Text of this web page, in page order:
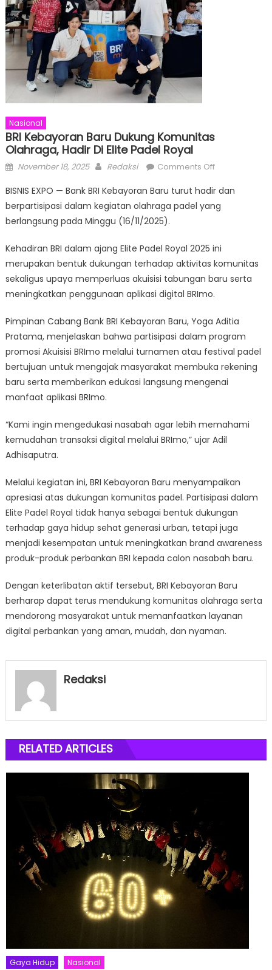
Nasional
BRI Kebayoran Baru Dukung Komunitas
Olahraga, Hadir Di Elite Padel Royal
Posted
November 18, 2025 Author
Redaksi Comments Offon
Kebayoran
Baru
Olahraga,
Hadir
di
Royal
BISNIS EXPO — Bank BRI Kebayoran Baru turut hadir dan
berpartisipasi dalam kegiatan olahraga padel yang
berlangsung pada Minggu (16/11/2025).
Kehadiran BRI dalam ajang Elite Padel Royal 2025 ini
merupakan bentuk dukungan terhadap aktivitas komunitas
sekaligus upaya memperluas akuisisi tabungan baru serta
meningkatkan penggunaan aplikasi digital BRImo.
Pimpinan Cabang Bank BRI Kebayoran Baru, Yoga Aditia
Pratama, menjelaskan bahwa partisipasi dalam program
promosi Akuisisi BRImo melalui turnamen atau festival padel
bertujuan untuk mengajak masyarakat membuka rekening
baru serta memberikan edukasi langsung mengenai
manfaat aplikasi BRImo.
“Kami ingin mengedukasi nasabah agar lebih memahami
kemudahan transaksi digital melalui BRImo,” ujar Adil
Adhisaputra.
Melalui kegiatan ini, BRI Kebayoran Baru menyampaikan
apresiasi atas dukungan komunitas padel. Partisipasi dalam
Elite Padel Royal tidak hanya sebagai bentuk dukungan
terhadap gaya hidup sehat generasi urban, tetapi juga
menjadi kesempatan untuk meningkatkan brand awareness
produk-produk perbankan BRI kepada calon nasabah baru.
Dengan keterlibatan aktif tersebut, BRI Kebayoran Baru
berharap dapat terus mendukung komunitas olahraga serta
mendorong masyarakat untuk memanfaatkan layanan
digital perbankan yang aman, mudah, dan nyaman.
Redaksi
RELATED ARTICLES
Gaya Hidup Nasional